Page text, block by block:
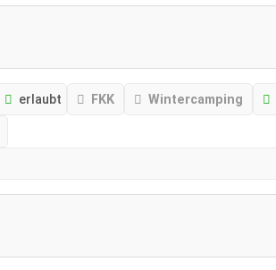
erlaubt FKK Wintercamping